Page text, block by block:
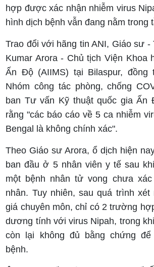
hợp được xác nhận nhiễm virus
hình dịch bệnh vẫn đang nằm trong
Trao đổi với hãng tin ANI, Giáo sư -
Kumar Arora - Chủ tịch Viện Khoa
Ấn Độ (AIIMS) tại Bilaspur, đồng
Nhóm công tác phòng, chống
ban Tư vấn Kỹ thuật quốc gia Ấn
rằng "các báo cáo về 5 ca nhiễm
Bengal là không chính xác".
Theo Giáo sư Arora, ổ dịch hiện
ban đầu ở 5 nhân viên y tế sau
một bệnh nhân tử vong chưa
nhân. Tuy nhiên, sau quá trình xét
giá chuyên môn, chỉ có 2 trường
dương tính với virus Nipah, trong
còn lại không đủ bằng chứng
bệnh.